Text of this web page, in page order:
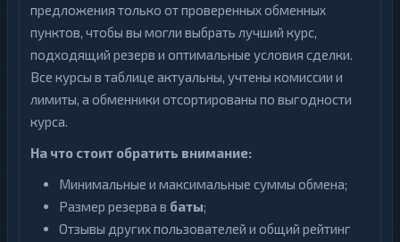
предложения только от проверенных обменных
пунктов, чтобы вы могли выбрать лучший курс,
подходящий резерв и оптимальные условия сделки.
Все курсы в таблице актуальны, учтены комиссии и
лимиты, а обменники отсортированы по выгодности
курса.
На что стоит обратить внимание:
Минимальные и максимальные суммы обмена;
Размер резерва в баты;
Отзывы других пользователей и общий рейтинг